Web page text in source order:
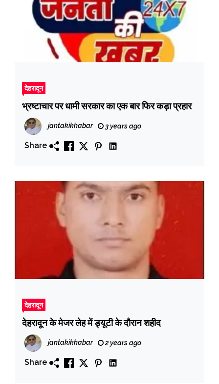
देहरादून
भ्रष्टाचार पर धामी सरकार का एक बार फिर कड़ा प्रहार
jantakikhabar 3 years ago
Share
देहरादून
देहरादून के मेजर लेह में ड्यूटी के दौरान शहीद
jantakikhabar 2 years ago
Share